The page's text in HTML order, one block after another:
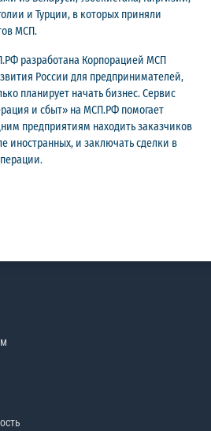
и Турции, в которых приняли
МСП.
разработана Корпорацией МСП
России для предпринимателей,
планирует начать бизнес. Сервис
и сбыт» на МСП.РФ помогает
предприятиям находить заказчиков
иностранных, и заключать сделки в